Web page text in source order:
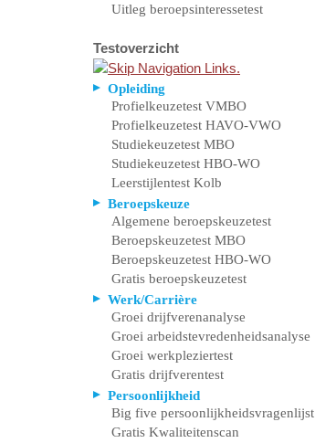
Uitleg beroepsinteressetest
Testoverzicht
Opleiding
Profielkeuzetest VMBO
Profielkeuzetest HAVO-VWO
Studiekeuzetest MBO
Studiekeuzetest HBO-WO
Leerstijlentest Kolb
Beroepskeuze
Algemene beroepskeuzetest
Beroepskeuzetest MBO
Beroepskeuzetest HBO-WO
Gratis beroepskeuzetest
Werk/Carrière
Groei drijfverenanalyse
Groei arbeidstevredenheidsanalyse
Groei werkpleziertest
Gratis drijfverentest
Persoonlijkheid
Big five persoonlijkheidsvragenlijst
Gratis Kwaliteitenscan